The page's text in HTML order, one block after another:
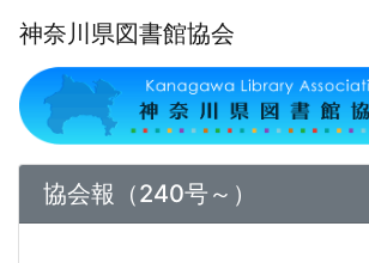
神奈川県図書館協会
協会報（240号～）